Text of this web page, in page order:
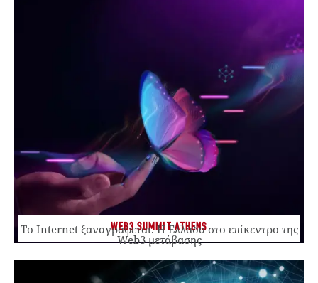
WEB3 SUMMIT ATHENS
Το Internet ξαναγράφεται. Η Ελλάδα στο επίκεντρο της
Web3 μετάβασης